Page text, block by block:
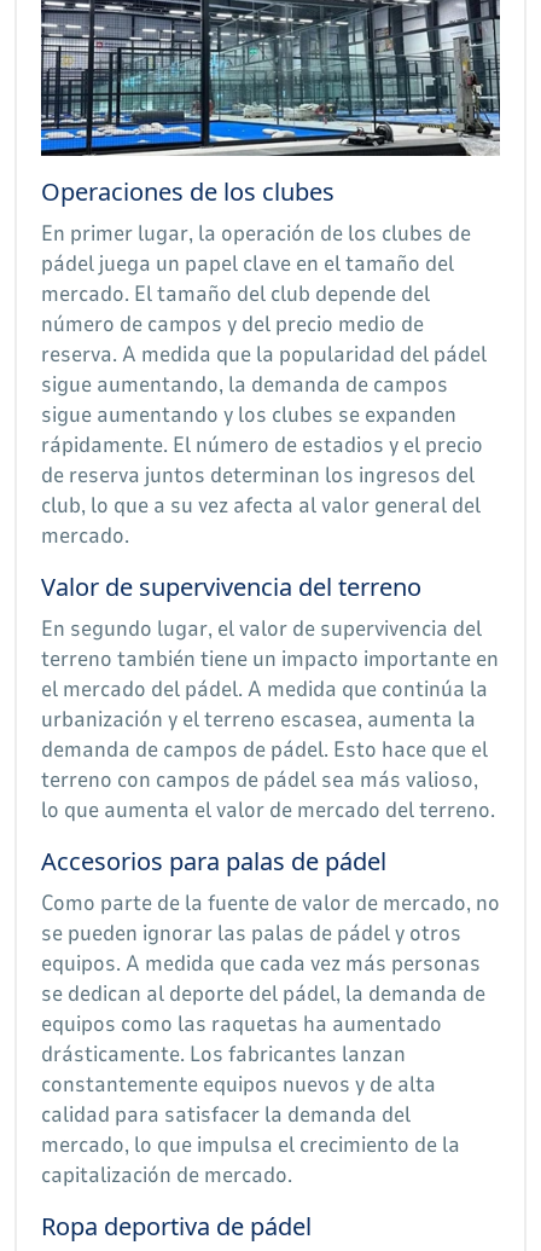
Operaciones de los clubes
En primer lugar, la operación de los clubes de
pádel juega un papel clave en el tamaño del
mercado. El tamaño del club depende del
número de campos y del precio medio de
reserva. A medida que la popularidad del pádel
sigue aumentando, la demanda de campos
sigue aumentando y los clubes se expanden
rápidamente. El número de estadios y el precio
de reserva juntos determinan los ingresos del
club, lo que a su vez afecta al valor general del
mercado.
Valor de supervivencia del terreno
En segundo lugar, el valor de supervivencia del
terreno también tiene un impacto importante en
el mercado del pádel. A medida que continúa la
urbanización y el terreno escasea, aumenta la
demanda de campos de pádel. Esto hace que el
terreno con campos de pádel sea más valioso,
lo que aumenta el valor de mercado del terreno.
Accesorios para palas de pádel
Como parte de la fuente de valor de mercado, no
se pueden ignorar las palas de pádel y otros
equipos. A medida que cada vez más personas
se dedican al deporte del pádel, la demanda de
equipos como las raquetas ha aumentado
drásticamente. Los fabricantes lanzan
constantemente equipos nuevos y de alta
calidad para satisfacer la demanda del
mercado, lo que impulsa el crecimiento de la
capitalización de mercado.
Ropa deportiva de pádel